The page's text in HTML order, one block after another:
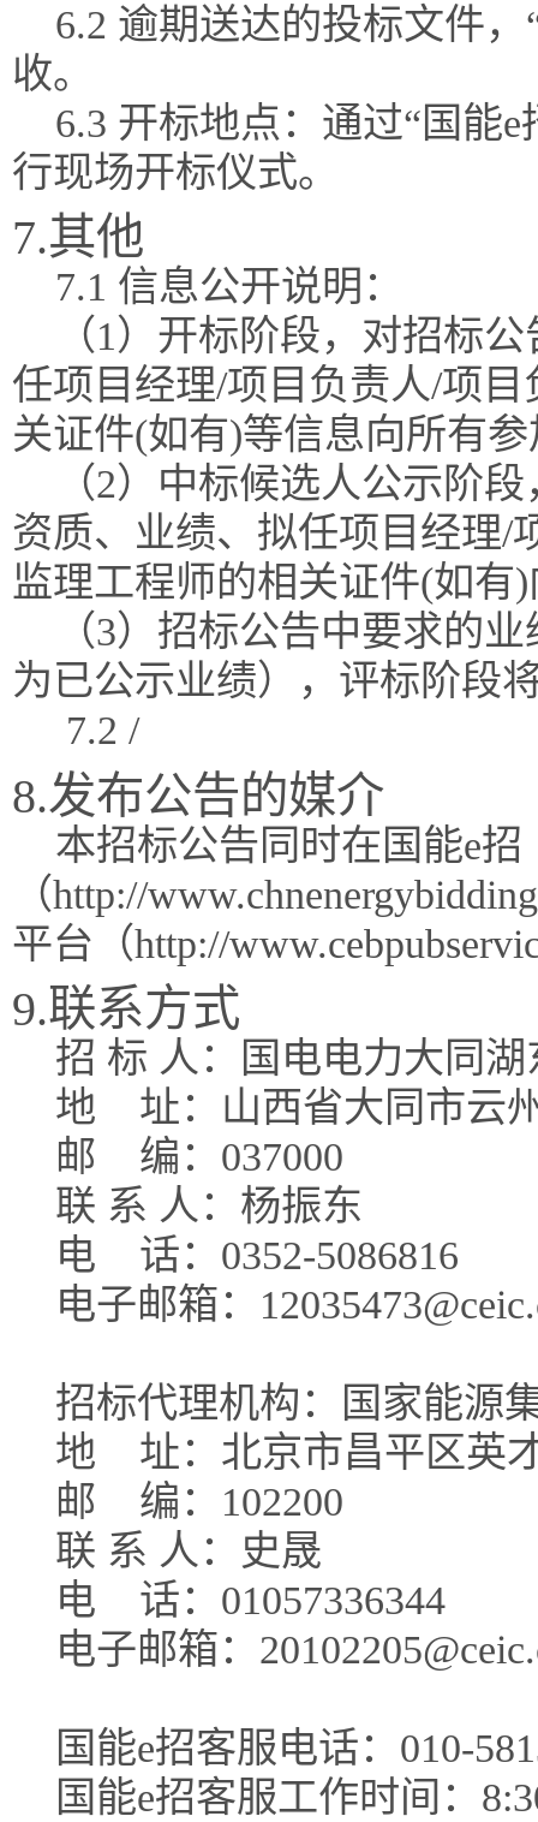
6.2 逾期送达的投标文件
收。
6.3 开标地点：通过“国能
行现场开标仪式。
7.其他
7.1 信息公开说明：
（1）开标阶段，对招标
任项目经理/项目负责人/项
关证件(如有)等信息向所有
（2）中标候选人公示阶
资质、业绩、拟任项目经理/
监理工程师的相关证件(如有
（3）招标公告中要求的
为已公示业绩），评标阶段
7.2 /
8.发布公告的媒介
本招标公告同时在国能e招
（http://
平台（http://
9.联系方式
招 标 人：国电电力大同
地
址：山西省大同市云
邮
编：037000
联 系 人：杨振东
电
话：0352-5086816
电子邮箱：
招标代理机构：国家能源
地
址：北京市昌平区英
邮
编：102200
联 系 人：史晟
电
话：01057336344
电子邮箱：
国能e招客服电话：010-
国能e招客服工作时间：